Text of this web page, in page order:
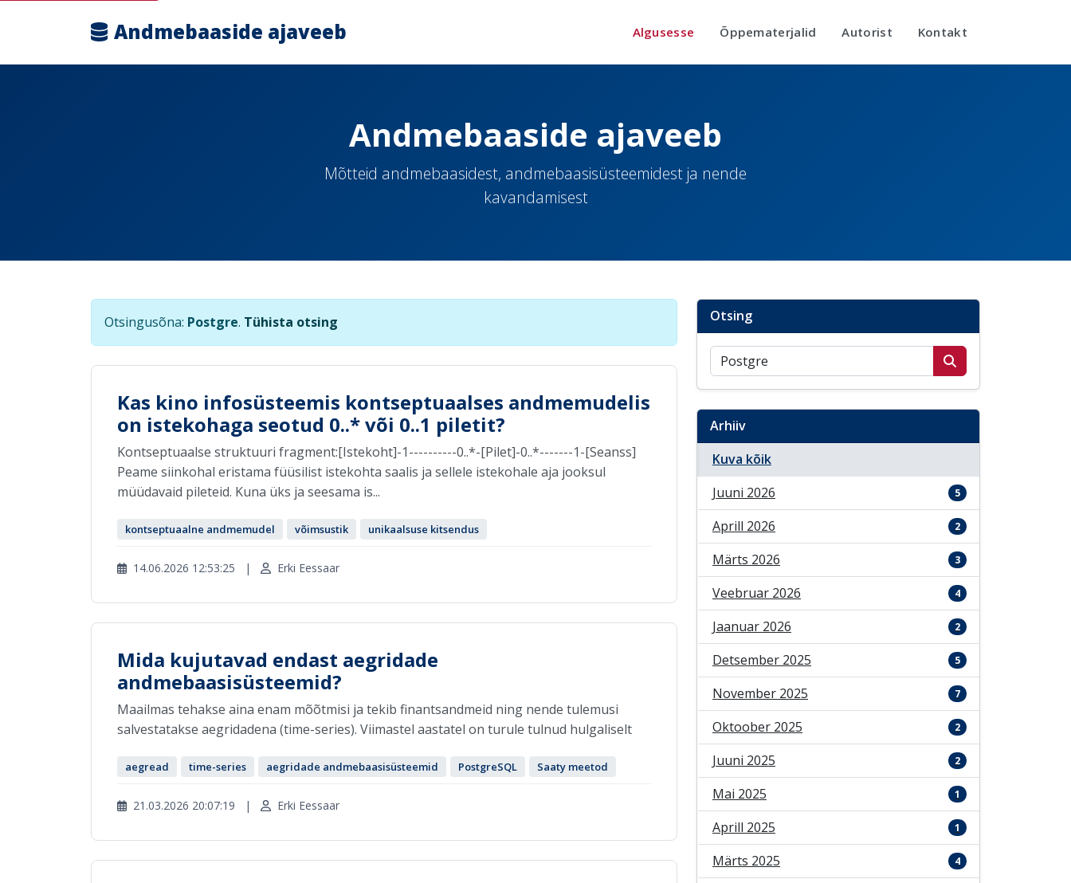
Andmebaaside ajaveeb Algusesse Õppematerjalid Autorist Kontakt
Andmebaaside ajaveeb
Mõtteid andmebaasidest, andmebaasisüsteemidest ja nende
kavandamisest
Otsingusõna: Postgre. Tühista otsing
Kas kino infosüsteemis kontseptuaalses andmemudelis
on istekohaga seotud 0..* või 0..1 piletit?
Kontseptuaalse struktuuri fragment:[Istekoht]-1----------0..*-[Pilet]-0..*-------1-[Seanss]
Peame siinkohal eristama füüsilist istekohta saalis ja sellele istekohale aja jooksul
müüdavaid pileteid. Kuna üks ja seesama is...
kontseptuaalne andmemudel võimsustik unikaalsuse kitsendus
14.06.2026 12:53:25 | Erki Eessaar
Mida kujutavad endast aegridade
andmebaasisüsteemid?
Maailmas tehakse aina enam mõõtmisi ja tekib finantsandmeid ning nende tulemusi
salvestatakse aegridadena (time-series). Viimastel aastatel on turule tulnud hulgaliselt
aegread time-series aegridade andmebaasisüsteemid PostgreSQL Saaty meetod
21.03.2026 20:07:19 | Erki Eessaar
Otsing
Otsi postitusi
Arhiiv
Kuva kõik
Juuni 2026
5
Aprill 2026 2
Märts 2026 3
Veebruar 2026 4
Jaanuar 2026 2
Detsember 2025 5
November 2025 7
Oktoober 2025 2
Juuni 2025 2
Mai 2025 1
Aprill 2025 1
Märts 2025 4